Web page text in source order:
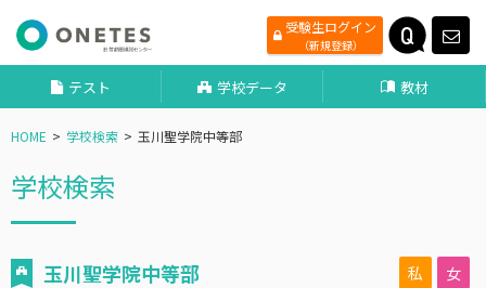
受験生ログイン
（新規登録）
テスト 学校データ 教材
HOME 学校検索 玉川聖学院中等部
学校検索
玉川聖学院中等部 私 女